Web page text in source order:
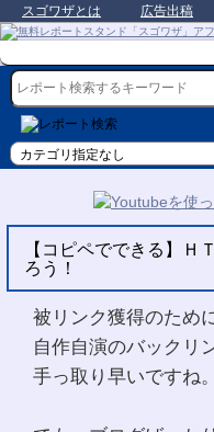
スゴワザとは 広告出稿
【コピペでできる】Ｈ
ろう！
被リンク獲得のため
自作自演のバックリ
手っ取り早いですね。